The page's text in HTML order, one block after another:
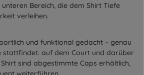
Bereich, die dem Shirt Tiefe
verleihen.
und funktional gedacht – genau
stattfindet: auf dem Court und darüber
sind abgestimmte Caps erhältlich,